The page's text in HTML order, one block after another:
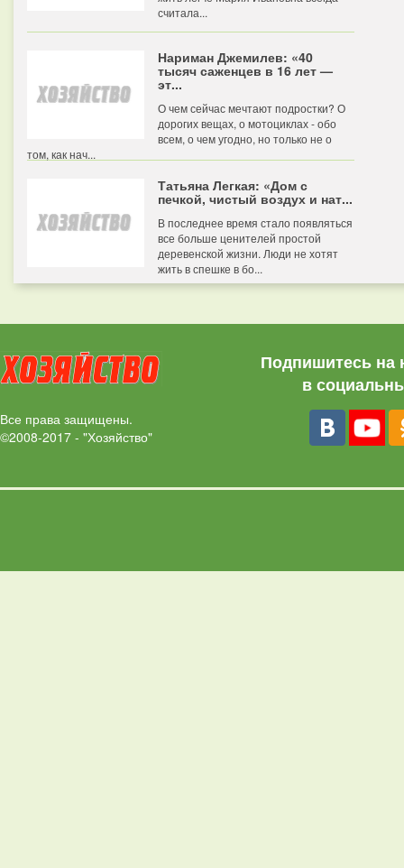
считала...
Нариман Джемилев: «40
тысяч саженцев в 16 лет —
эт...
О чем сейчас мечтают подростки? О
дорогих вещах, о мотоциклах - обо
всем, о чем угодно, но только не о
том, как нач...
Татьяна Легкая: «Дом с
печкой, чистый воздух и нат...
В последнее время стало появляться
все больше ценителей простой
деревенской жизни. Люди не хотят
жить в спешке в бо...
Все права защищены.
©2008-2017 - "Хозяйство"
Подпишитесь на
в